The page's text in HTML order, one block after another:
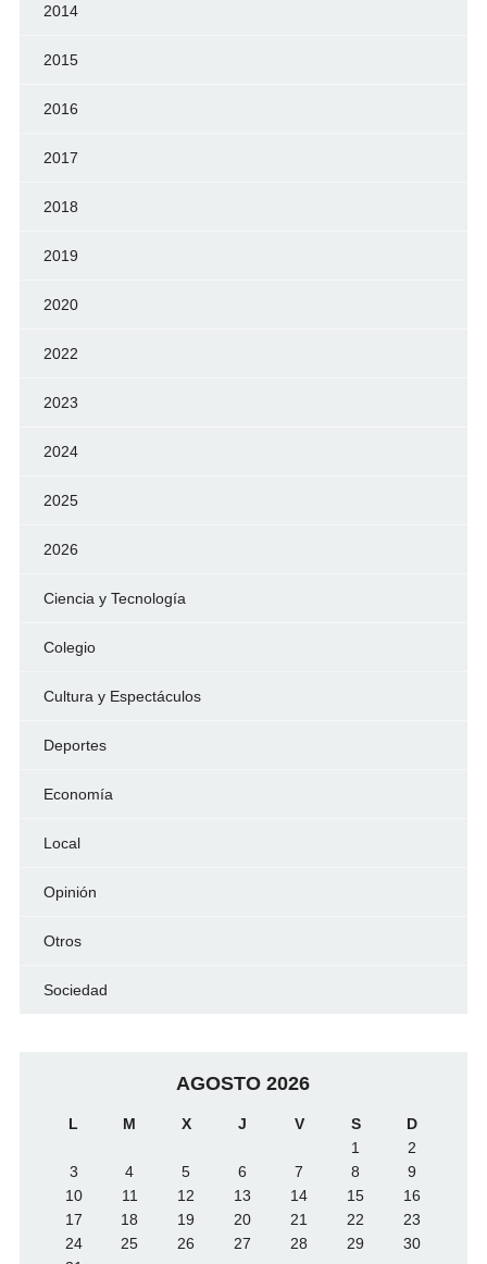
2014
2015
2016
2017
2018
2019
2020
2022
2023
2024
2025
2026
Ciencia y Tecnología
Colegio
Cultura y Espectáculos
Deportes
Economía
Local
Opinión
Otros
Sociedad
AGOSTO 2026
L M X J V S
D
1
2
3
4 5 6 7 8
9
10
11 12 13 14 15
16
17
18 19 20 21 22
23
24
25 26 27 28 29
30